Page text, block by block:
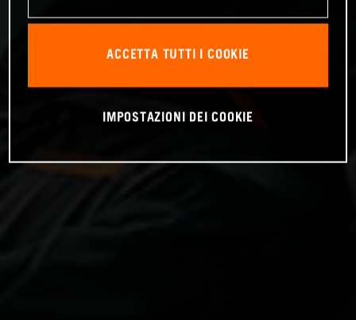
ACCETTA TUTTI I COOKIE
IMPOSTAZIONI DEI COOKIE